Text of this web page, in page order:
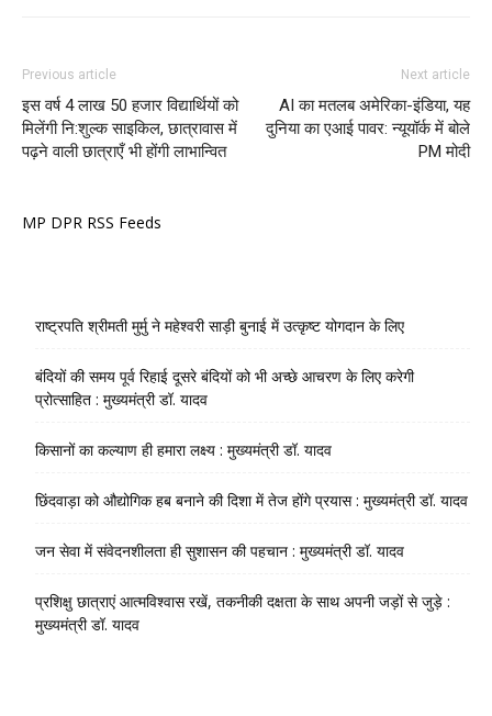
Previous article
इस वर्ष 4 लाख 50 हजार विद्यार्थियों को
मिलेंगी नि:शुल्क साइकिल, छात्रावास में
पढ़ने वाली छात्राएँ भी होंगी लाभान्वित
Next article
AI का मतलब अमेरिका-इंडिया, यह
दुनिया का एआई पावर: न्यूयॉर्क में बोले
PM मोदी
MP DPR RSS Feeds
राष्ट्रपति श्रीमती मुर्मु ने महेश्वरी साड़ी बुनाई में उत्कृष्ट योगदान के लिए
बंदियों की समय पूर्व रिहाई दूसरे बंदियों को भी अच्छे आचरण के लिए करेगी
प्रोत्साहित : मुख्यमंत्री डॉ. यादव
किसानों का कल्याण ही हमारा लक्ष्य : मुख्यमंत्री डॉ. यादव
छिंदवाड़ा को औद्योगिक हब बनाने की दिशा में तेज होंगे प्रयास : मुख्यमंत्री डॉ. यादव
जन सेवा में संवेदनशीलता ही सुशासन की पहचान : मुख्यमंत्री डॉ. यादव
प्रशिक्षु छात्राएं आत्मविश्वास रखें, तकनीकी दक्षता के साथ अपनी जड़ों से जुड़े :
मुख्यमंत्री डॉ. यादव